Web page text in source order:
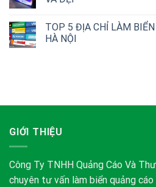
TOP 5 ĐỊA CHỈ LÀM BIỂN
HÀ NỘI
GIỚI THIỆU
Công Ty TNHH Quảng Cáo Và
chuyên tư vấn làm biển quảng